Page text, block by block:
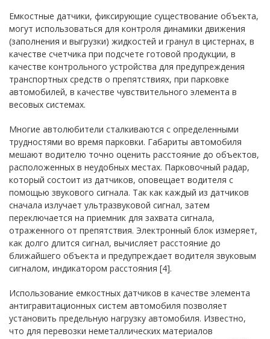
Емкостные датчики, фиксирующие существование объекта,
могут использоваться для контроля динамики движения
(заполнения и выгрузки) жидкостей и гранул в цистернах, в
качестве счетчика при подсчете готовой продукции, в
качестве контрольного устройства для предупреждения
транспортных средств о препятствиях, при парковке
автомобилей, в качестве чувствительного элемента в
весовых системах.
Многие автолюбители сталкиваются с определенными
трудностями во время парковки. Габариты автомобиля
мешают водителю точно оценить расстояние до объектов,
расположенных в неудобных местах. Парковочный радар,
который состоит из датчиков, оповещает водителя с
помощью звукового сигнала. Так как каждый из датчиков
сначала излучает ультразвуковой сигнал, затем
переключается на приемник для захвата сигнала,
отраженного от препятствия. Электронный блок измеряет,
как долго длится сигнал, вычисляет расстояние до
ближайшего объекта и предупреждает водителя звуковым
сигналом, индикатором расстояния [4].
Использование емкостных датчиков в качестве элемента
антигравитационных систем автомобиля позволяет
установить предельную нагрузку автомобиля. Известно,
что для перевозки неметаллических материалов